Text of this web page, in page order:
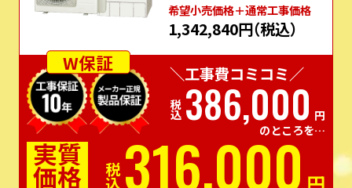
希望⼩売価格＋通常⼯事価格
1,342,840円（税込）
W保証
＼工事費コミコミ／
税込 386,000 円
のところを…
実質
価格 税込316,000